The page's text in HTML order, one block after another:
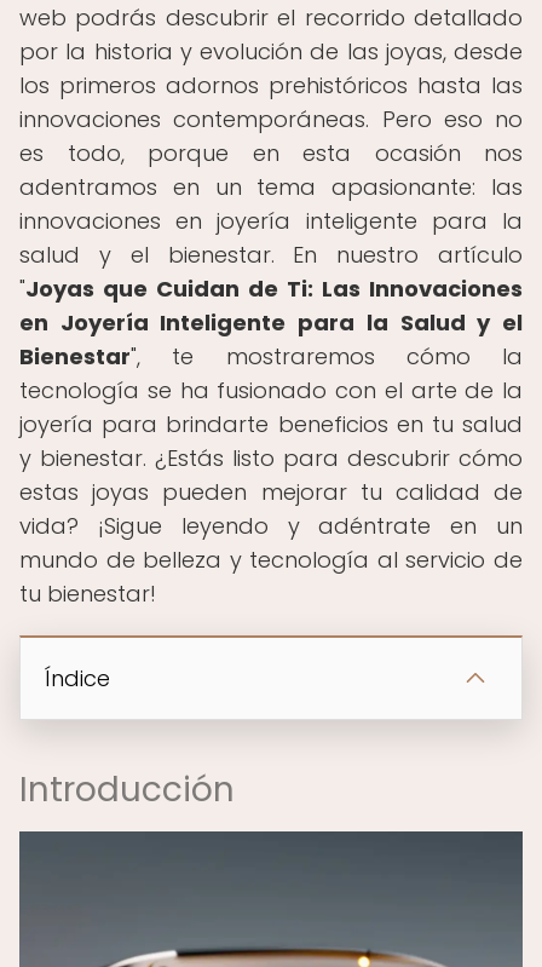
web podrás descubrir el recorrido detallado
por la historia y evolución de las joyas, desde
los primeros adornos prehistóricos hasta las
innovaciones contemporáneas. Pero eso no
es todo, porque en esta ocasión nos
adentramos en un tema apasionante: las
innovaciones en joyería inteligente para la
salud y el bienestar. En nuestro artículo
"Joyas que Cuidan de Ti: Las Innovaciones
en Joyería Inteligente para la Salud y el
Bienestar", te mostraremos cómo la
tecnología se ha fusionado con el arte de la
joyería para brindarte beneficios en tu salud
y bienestar. ¿Estás listo para descubrir cómo
estas joyas pueden mejorar tu calidad de
vida? ¡Sigue leyendo y adéntrate en un
mundo de belleza y tecnología al servicio de
tu bienestar!
Índice
Introducción